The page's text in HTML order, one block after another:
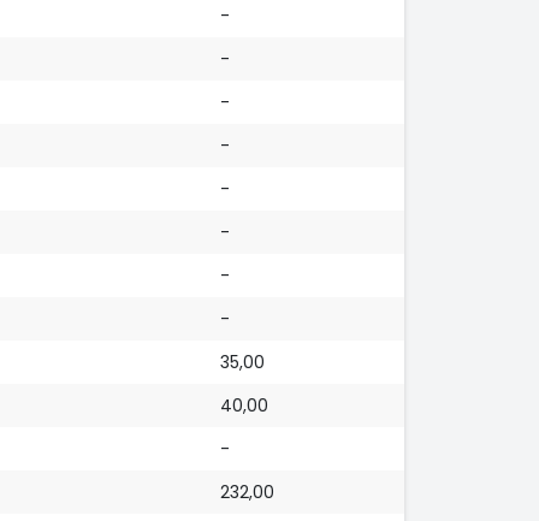
-
-
-
-
-
-
-
-
35,00
40,00
-
232,00